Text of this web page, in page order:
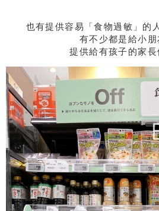
也有提供容易「食物過敏」的
有不少都是給小朋
提供給有孩子的家長